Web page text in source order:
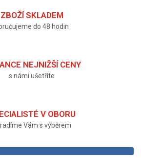
ZBOŽÍ SKLADEM
do 48 hodin
NEJNIŽŠÍ CENY
s námi ušetříte
V OBORU
Vám s výběrem